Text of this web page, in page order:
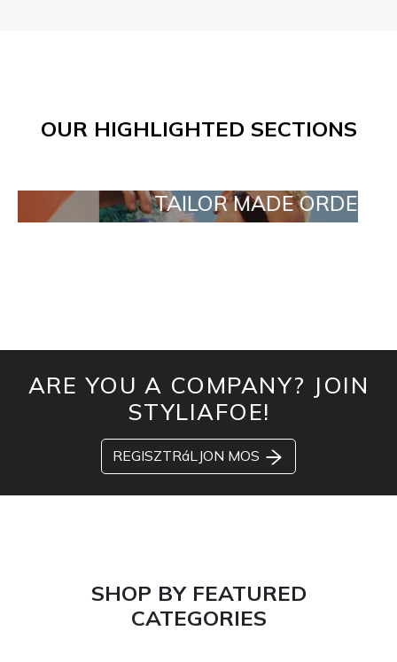
OUR HIGHLIGHTED SECTIONS
TAILOR MADE ORDERS
ARE YOU A COMPANY? JOIN
STYLIAFOE!
REGISZTRáLJON MOS
SHOP BY FEATURED
CATEGORIES